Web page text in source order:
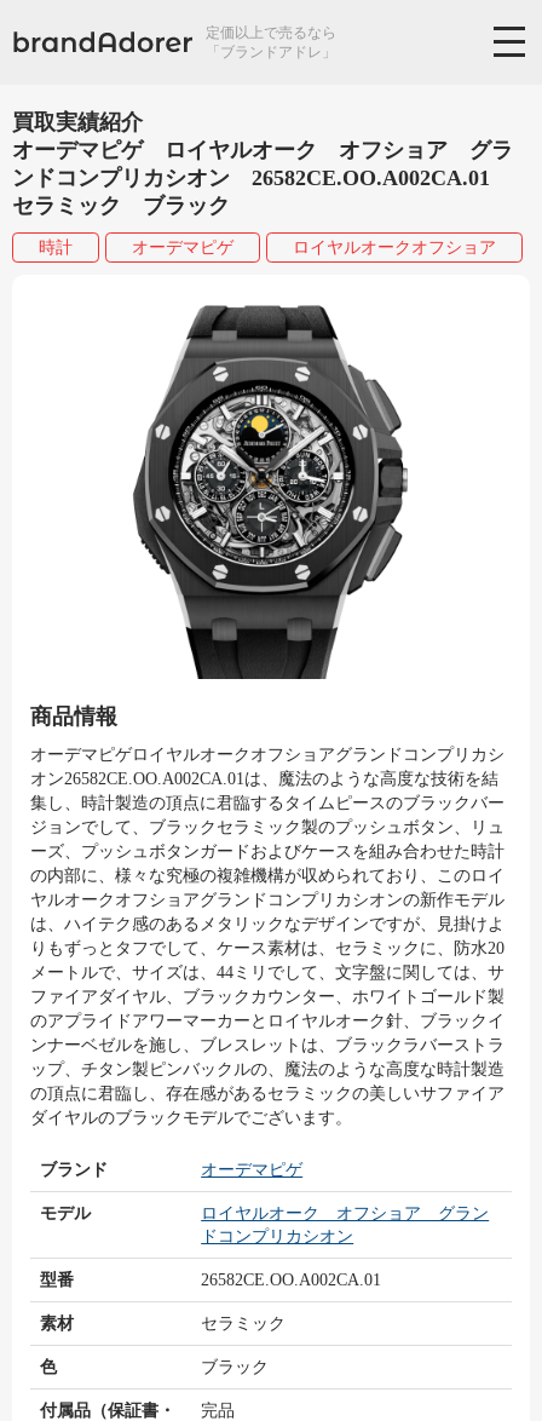
定価以上で売るなら
「ブランドアドレ」
買取実績紹介
オーデマピゲ ロイヤルオーク オフショア グラ
ンドコンプリカシオン 26582CE.OO.A002CA.01
セラミック ブラック
時計 オーデマピゲ ロイヤルオークオフショア
商品情報
オーデマピゲロイヤルオークオフショアグランドコンプリカシ
オン26582CE.OO.A002CA.01は、魔法のような高度な技術を結
集し、時計製造の頂点に君臨するタイムピースのブラックバー
ジョンでして、ブラックセラミック製のプッシュボタン、リュ
ーズ、プッシュボタンガードおよびケースを組み合わせた時計
の内部に、様々な究極の複雑機構が収められており、このロイ
ヤルオークオフショアグランドコンプリカシオンの新作モデル
は、ハイテク感のあるメタリックなデザインですが、見掛けよ
りもずっとタフでして、ケース素材は、セラミックに、防水20
メートルで、サイズは、44ミリでして、文字盤に関しては、サ
ファイアダイヤル、ブラックカウンター、ホワイトゴールド製
のアプライドアワーマーカーとロイヤルオーク針、ブラックイ
ンナーベゼルを施し、ブレスレットは、ブラックラバーストラ
ップ、チタン製ピンバックルの、魔法のような高度な時計製造
の頂点に君臨し、存在感があるセラミックの美しいサファイア
ダイヤルのブラックモデルでございます。
ブランド オーデマピゲ
モデル
ロイヤルオーク オフショア グラン
ドコンプリカシオン
型番 26582CE.OO.A002CA.01
素材 セラミック
色 ブラック
付属品（保証書・
完品